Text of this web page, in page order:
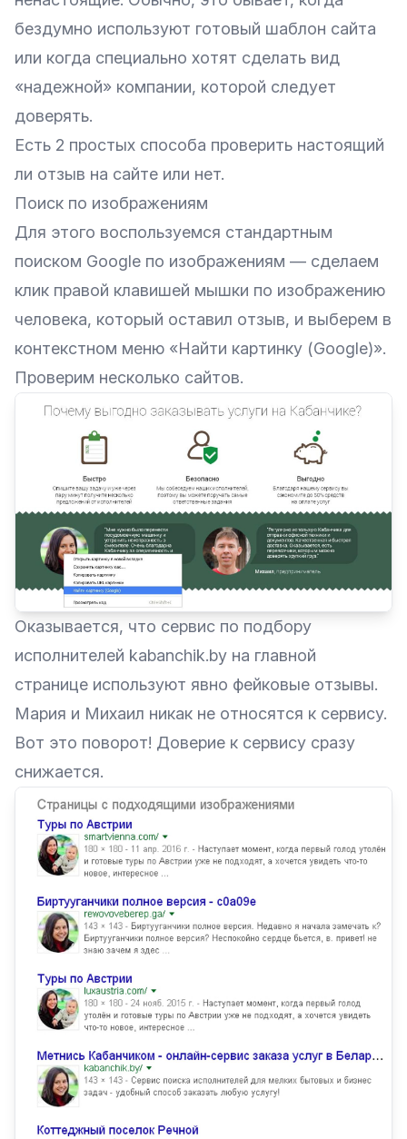
бездумно используют готовый шаблон сайта
или когда специально хотят сделать вид
«надежной» компании, которой следует
доверять.
Есть 2 простых способа проверить настоящий
ли отзыв на сайте или нет.
Поиск по изображениям
Для этого воспользуемся стандартным
поиском Google по изображениям — сделаем
клик правой клавишей мышки по изображению
человека, который оставил отзыв, и выберем в
контекстном меню «Найти картинку (Google)».
Проверим несколько сайтов.
Оказывается, что сервис по подбору
исполнителей kabanchik.by на главной
странице используют явно фейковые отзывы.
Мария и Михаил никак не относятся к сервису.
Вот это поворот! Доверие к сервису сразу
снижается.